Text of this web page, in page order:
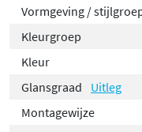
Vormgeving /
Kleurgroep
Kleur
Glansgraad
Uitleg
Montagewijze